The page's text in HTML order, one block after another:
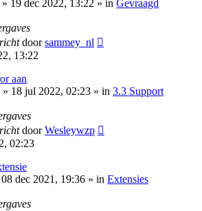
» 19 dec 2022, 13:22 » in Gevraagd
doorsammey_nl
13:22
aan
» 18 jul 2022, 02:23 » in 3.3 Support
doorWesleywzp
02:23
08 dec 2021, 19:36 » in Extensies